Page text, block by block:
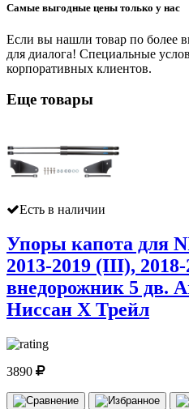
Самые выгодные цены только у нас
Если вы нашли товар по более
для диалога! Специальные
корпоративных клиентов.
Еще товары
Есть в наличии
Упоры капота для
2013-2019 (III),
внедорожник 5 дв.
Ниссан Х Трейл
3890